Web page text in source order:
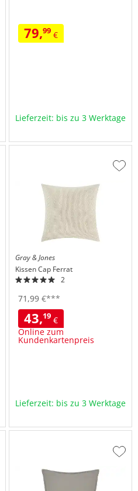
79,99€
Lieferzeit: bis zu 3 Werktage
Gray & Jones
KissenCap Ferrat
2
71,99€***
43,19€
Online zum
Kundenkartenpreis
Zur
Lieferzeit: bis zu 3 Werktage
Zur